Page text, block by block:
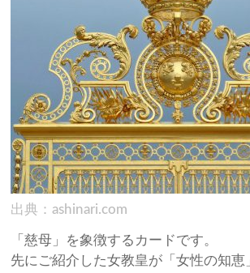
出典：ashinari.com
「慈母」を象徴するカードです。
先にご紹介した女教皇が「女性の知恵